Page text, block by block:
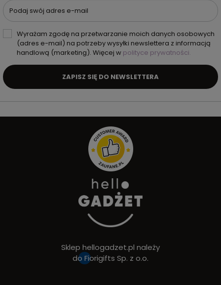
Podaj swój adres e-mail
Wyrażam zgodę na przetwarzanie moich danych osobowych
(adres e-mail) na potrzeby wysyłki newslettera z informacją
handlową (marketing). Więcej w polityce prywatności.
ZAPISZ SIĘ DO NEWSLETTERA
Sklep hellogadzet.pl należy
do Fiorigifts Sp. z o.o.